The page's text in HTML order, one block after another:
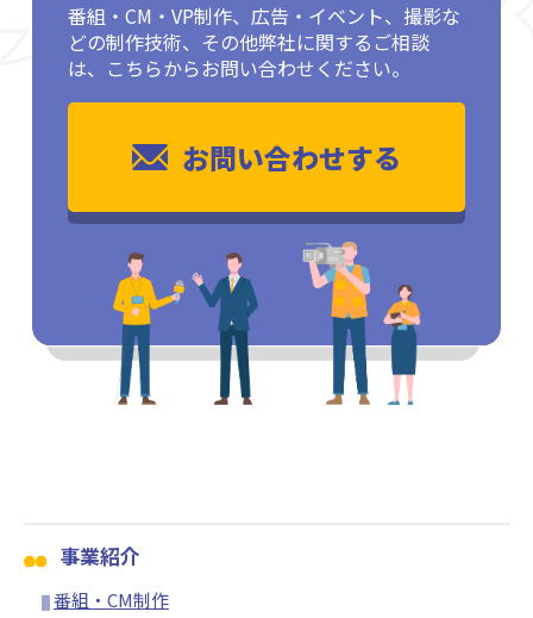
番組・CM・VP制作、広告・イベント、撮影な
どの制作技術、その他弊社に関するご相談
は、こちらからお問い合わせください。
お問い合わせする
事業紹介
番組・CM制作